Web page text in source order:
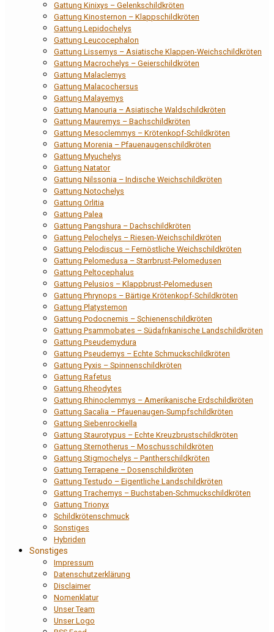
Gattung Kinixys – Gelenkschildkröten
Gattung Kinosternon – Klappschildkröten
Gattung Lepidochelys
Gattung Leucocephalon
Gattung Lissemys – Asiatische Klappen-Weichschildkröten
Gattung Macrochelys – Geierschildkröten
Gattung Malaclemys
Gattung Malacochersus
Gattung Malayemys
Gattung Manouria – Asiatische Waldschildkröten
Gattung Mauremys – Bachschildkröten
Gattung Mesoclemmys – Krötenkopf-Schildkröten
Gattung Morenia – Pfauenaugenschildkröten
Gattung Myuchelys
Gattung Natator
Gattung Nilssonia – Indische Weichschildkröten
Gattung Notochelys
Gattung Orlitia
Gattung Palea
Gattung Pangshura – Dachschildkröten
Gattung Pelochelys – Riesen-Weichschildkröten
Gattung Pelodiscus – Fernöstliche Weichschildkröten
Gattung Pelomedusa – Starrbrust-Pelomedusen
Gattung Peltocephalus
Gattung Pelusios – Klappbrust-Pelomedusen
Gattung Phrynops – Bärtige Krötenkopf-Schildkröten
Gattung Platysternon
Gattung Podocnemis – Schienenschildkröten
Gattung Psammobates – Südafrikanische Landschildkröten
Gattung Pseudemydura
Gattung Pseudemys – Echte Schmuckschildkröten
Gattung Pyxis – Spinnenschildkröten
Gattung Rafetus
Gattung Rheodytes
Gattung Rhinoclemmys – Amerikanische Erdschildkröten
Gattung Sacalia – Pfauenaugen-Sumpfschildkröten
Gattung Siebenrockiella
Gattung Staurotypus – Echte Kreuzbrustschildkröten
Gattung Sternotherus – Moschusschildkröten
Gattung Stigmochelys – Pantherschildkröten
Gattung Terrapene – Dosenschildkröten
Gattung Testudo – Eigentliche Landschildkröten
Gattung Trachemys – Buchstaben-Schmuckschildkröten
Gattung Trionyx
Schildkrötenschmuck
Sonstiges
Hybriden
Sonstiges
Impressum
Datenschutzerklärung
Disclaimer
Nomenklatur
Unser Team
Unser Logo